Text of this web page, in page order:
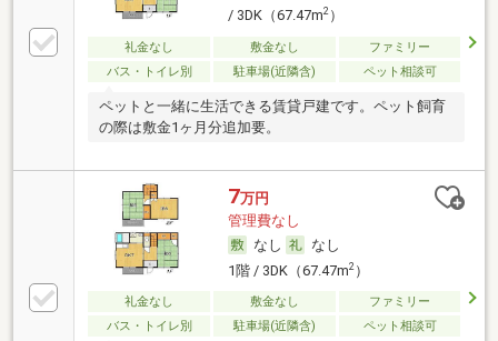
/ 3DK（67.47m2）
礼金なし 敷金なし
ファミリー
バス・トイレ別
駐車場(近隣含) ペット相談可
ペットと一緒に生活できる賃貸戸建です。ペット飼育
の際は敷金1ヶ月分追加要。
7万円
管理費なし
なし
なし
1階 / 3DK（67.47m2）
礼金なし 敷金なし
ファミリー
バス・トイレ別
駐車場(近隣含) ペット相談可